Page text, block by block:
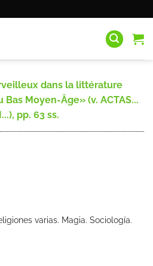
dans la littérature
Moyen-Âge» (v. ACTAS...
pp. 63 ss.
varias. Magia. Sociología.